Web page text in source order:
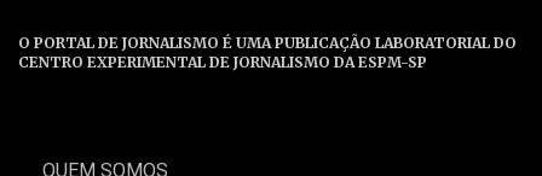
O PORTAL DE JORNALISMO É UMA PUBLICAÇÃO LABORATORIAL DO
CENTRO EXPERIMENTAL DE JORNALISMO DA ESPM-SP
QUEM SOMOS